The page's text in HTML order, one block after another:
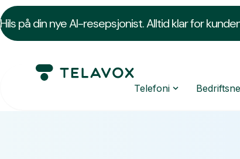
Hils på din nye AI-resepsjonist. Alltid klar for
Telefoni